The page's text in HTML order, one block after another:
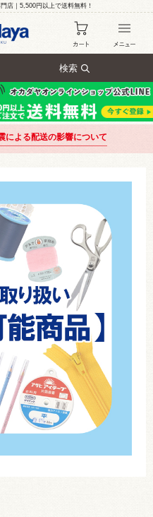
店｜5,500円以上で送料無料！
検索
による配送の影響について